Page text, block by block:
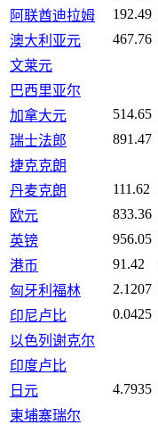
阿联酋迪拉姆
192.49
澳大利亚元
467.76
文莱元
巴西里亚尔
加拿大元
514.65
瑞士法郎
891.47
捷克克朗
丹麦克朗
111.62
欧元
833.36
英镑
956.05
港币
91.42
匈牙利福林
2.1207
印尼卢比
0.0425
以色列谢克尔
印度卢比
日元
4.7935
柬埔寨瑞尔